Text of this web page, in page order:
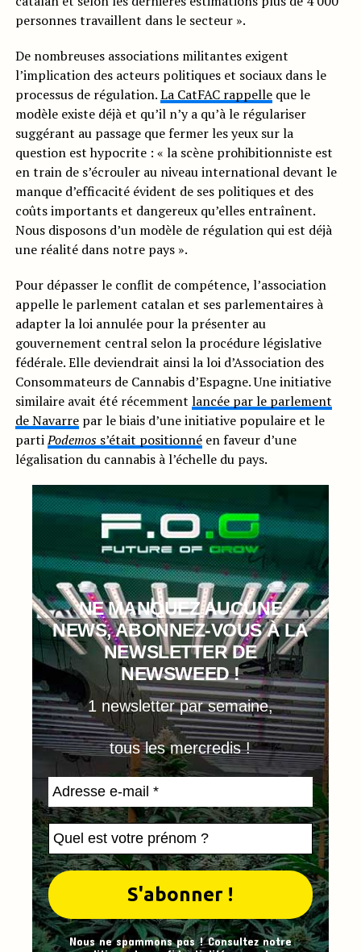
personnes travaillent dans le secteur ».
De nombreuses associations militantes exigent
l’implication des acteurs politiques et sociaux dans le
processus de régulation.La CatFAC rappelleque le
modèle existe déjà et qu’il n’y a qu’à le régulariser
suggérant au passage que fermer les yeux sur la
question est hypocrite : « la scène prohibitionniste est
en train de s’écrouler au niveau international devant le
manque d’efficacité évident de ses politiques et des
coûts importants et dangereux qu’elles entraînent.
Nous disposons d’un modèle de régulation qui est déjà
une réalité dans notre pays ».
Pour dépasser le conflit de compétence, l’association
appelle le parlement catalan et ses parlementaires à
adapter la loi annulée pour la présenter au
gouvernement central selon la procédure législative
fédérale. Elle deviendrait ainsi la loi d’Association des
Consommateurs de Cannabis d’Espagne. Une initiative
similaire avait été récemment lancée par le parlement
de Navarrepar le biais d’une initiative populaire et le
partiPodemoss’était positionnéen faveur d’une
légalisation du cannabis à l’échelle du pays.
NE MANQUEZ AUCUNE
NEWS, ABONNEZ-VOUS À LA
NEWSLETTER DE
NEWSWEED !
1 newsletter par semaine,
tous les mercredis !
Nous ne spammons pas ! Consultez notre